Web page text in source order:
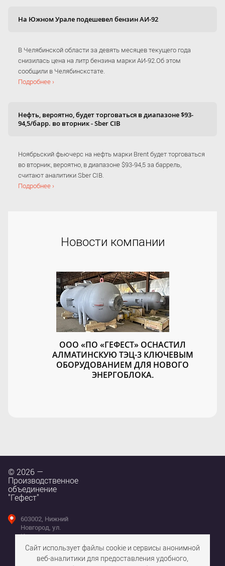
На Южном Урале подешевел бензин АИ-92
В Челябинской области за девять месяцев текущего года
снизилась цена на литр бензина марки АИ-92.Об этом
сообщили в Челябинскстате.
Подробнее ›
Нефть, вероятно, будет торговаться в диапазоне $93-
94,5/барр. во вторник - Sber CIB
Ноябрьский фьючерс на нефть марки Brent будет торговаться
во вторник, вероятно, в диапазоне $93-94,5 за баррель,
считают аналитики Sber CIB.
Подробнее ›
Новости компании
ООО «ПО «ГЕФЕСТ» ОСНАСТИЛ
АЛМАТИНСКУЮ ТЭЦ-3 КЛЮЧЕВЫМ
ОБОРУДОВАНИЕМ ДЛЯ НОВОГО
ЭНЕРГОБЛОКА.
© 2026 —
Производственное
объединение
"Гефест"
603002, Нижний
Новгород, ул.
Интернациональная,
д. 100
Сайт использует файлы cookie и сервисы анонимной
веб-аналитики для предоставления удобного,